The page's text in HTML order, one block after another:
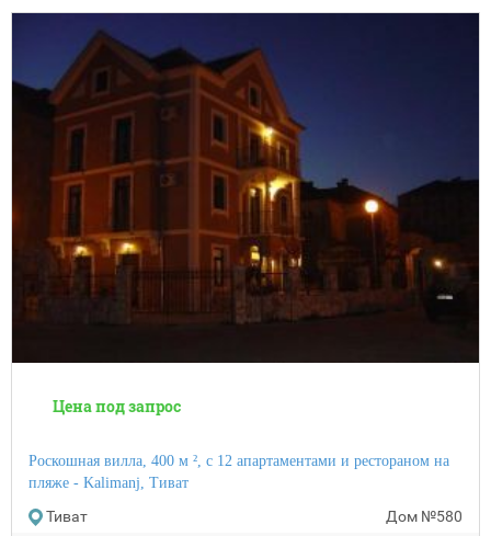
Цена под запрос
Роскошная вилла, 400 м ², с 12 апартаментами и рестораном на
пляже - Kalimanj, Тиват
Тиват Дом №580